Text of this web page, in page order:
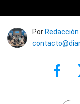
PorRedacción